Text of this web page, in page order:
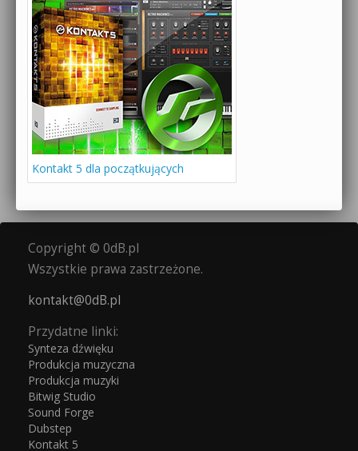
Kontakt 5 dla początkujących
Copyright © 0dB.pl
Wszystkie prawa zastrzeżone.
kontakt@0dB.pl
Przydatne linki:
Synteza dźwięku
Produkcja muzyczna
Produkcja muzyki
Bitwig Studio
Sound Forge
Dubstep
Kontakt 5